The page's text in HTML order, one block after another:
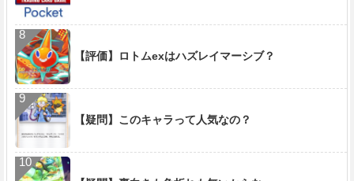
【評価】ロトムexはハズレイマーシブ？
【疑問】このキャラって人気なの？